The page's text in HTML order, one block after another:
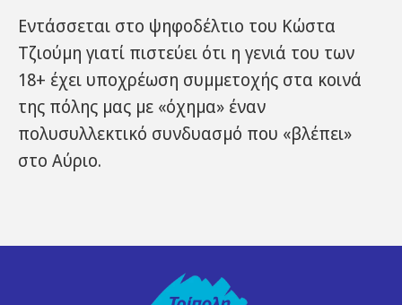
Εντάσσεται στο ψηφοδέλτιο του Κώστα
Τζιούμη γιατί πιστεύει ότι η γενιά του των
18+ έχει υποχρέωση συμμετοχής στα κοινά
της πόλης μας με «όχημα» έναν
πολυσυλλεκτικό συνδυασμό που «βλέπει»
στο Αύριο.